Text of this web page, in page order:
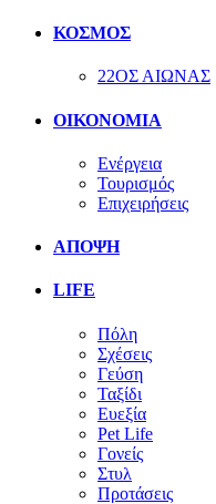
ΚΟΣΜΟΣ
22ΟΣ ΑΙΩΝΑΣ
ΟΙΚΟΝΟΜΙΑ
Ενέργεια
Τουρισμός
Επιχειρήσεις
ΑΠΟΨΗ
LIFE
Πόλη
Σχέσεις
Γεύση
Ταξίδι
Ευεξία
Pet Life
Γονείς
Στυλ
Προτάσεις